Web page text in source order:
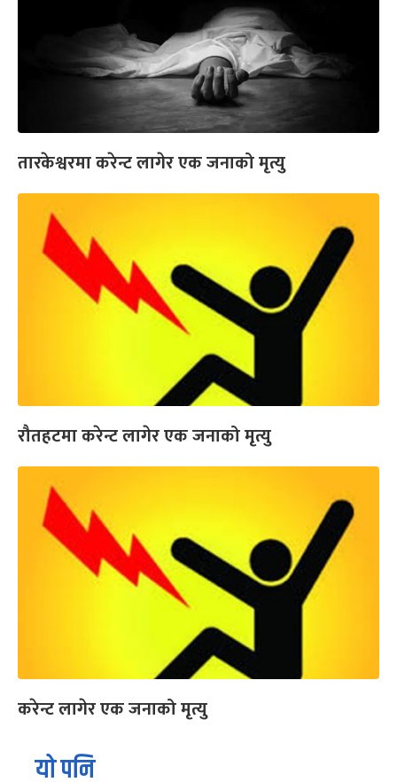
तारकेश्वरमा करेन्ट लागेर एक जनाको मृत्यु
रौतहटमा करेन्ट लागेर एक जनाको मृत्यु
करेन्ट लागेर एक जनाको मृत्यु
यो पनि